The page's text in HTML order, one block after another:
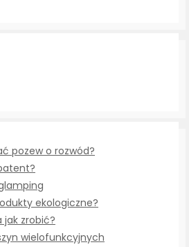
pozew o rozwód?
ekologiczne?
jak zrobić?
wielofunkcyjnych